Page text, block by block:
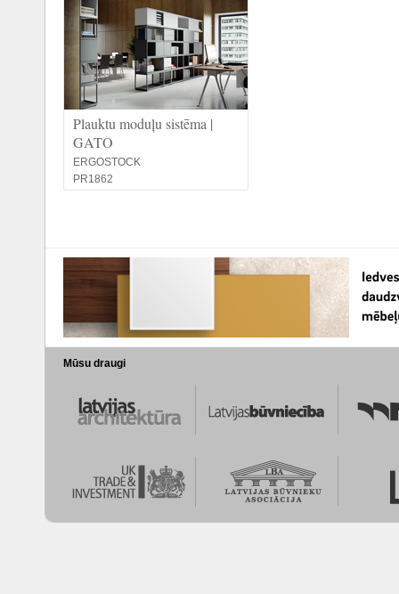
Plauktu moduļu sistēma |
GATO
ERGOSTOCK
PR1862
Mūsu draugi